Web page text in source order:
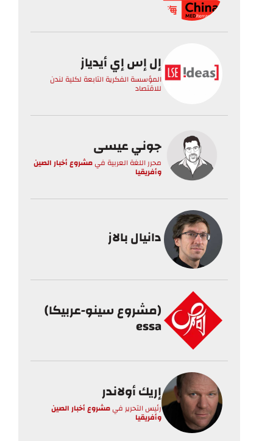
إل إس إي أيدياز
المؤسسة الفكرية التابعة لكلية لندن
للاقتصاد
جوني عيسى
محرر اللغة العربية فيمشروع أخبار الصين
وأفريقيا
دانيال بالاز
(مشروع سينو-عربيكا)
essa
إريك أولاندر
رئيس التحرير فيمشروع أخبار الصين
وأفريقيا